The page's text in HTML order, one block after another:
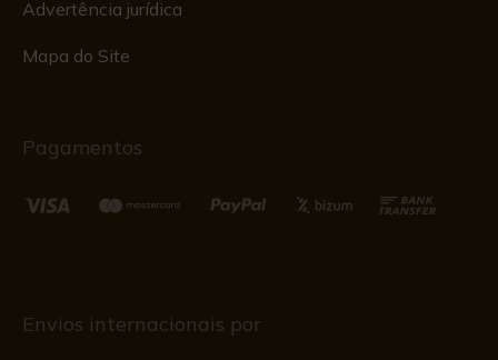
Advertência jurídica
Mapa do Site
Pagamentos
Envios internacionais por